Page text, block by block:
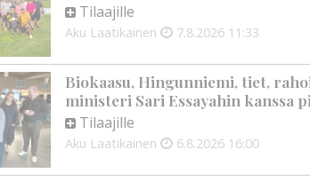
Tilaajille
Aku Laatikainen 7.8.2026 11:33
Biokaasu, Hingunniemi, tiet,
ministeri Sari Essayahin kanssa
Tilaajille
Aku Laatikainen 6.8.2026 16:00